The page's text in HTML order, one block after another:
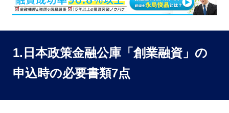
1.日本政策金融公庫「創業融資」の
申込時の必要書類7点